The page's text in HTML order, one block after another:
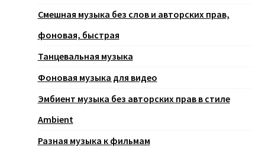
Смешная музыка без слов и авторских прав,
фоновая, быстрая
Танцевальная музыка
Фоновая музыка для видео
Эмбиент музыка без авторских прав в стиле
Ambient
Разная музыка к фильмам